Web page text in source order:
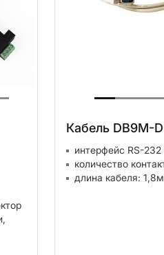
Кабель DB9M-
интерфейс RS-
количество
длина кабеля: 1,8м